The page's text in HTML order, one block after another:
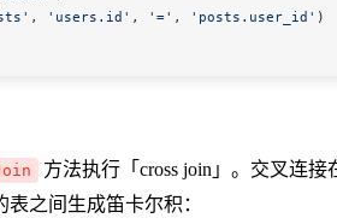
, 'users.id' , '=' , 'posts.user_id' )
方法执行「cross join」。交叉连接
之间生成笛卡尔积：